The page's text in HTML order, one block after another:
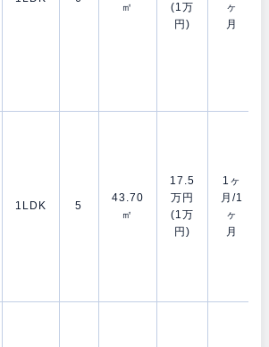
㎡
(1万
円)
ヶ
月
1LDK 5
43.70
㎡
17.5
万円
(1万
円)
1ヶ
月/1
ヶ
月